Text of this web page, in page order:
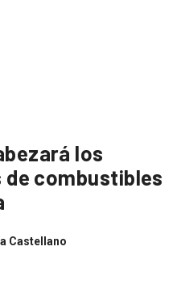
los
combustibles
Castellano